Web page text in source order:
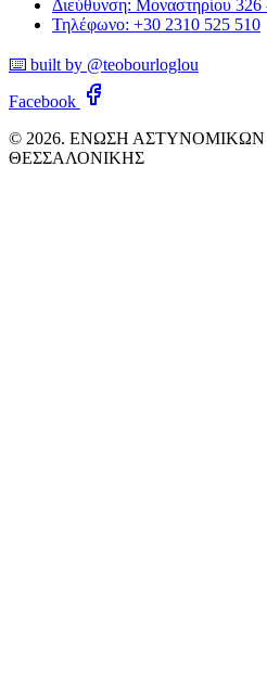
Διεύθυνση: Μοναστηρίου
Τηλέφωνο: +30 2310 525 510
⌨️ built by @teobourloglou
Facebook
© 2026. ΕΝΩΣΗ
ΘΕΣΣΑΛΟΝΙΚΗΣ